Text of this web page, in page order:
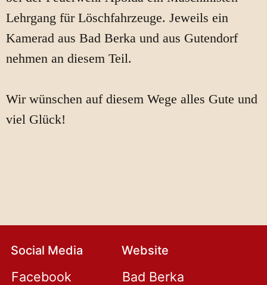
Lehrgang für Löschfahrzeuge. Jeweils ein
Kamerad aus Bad Berka und aus Gutendorf
nehmen an diesem Teil.
Wir wünschen auf diesem Wege alles Gute und
viel Glück!
Social Media
Facebook
Website
Bad Berka